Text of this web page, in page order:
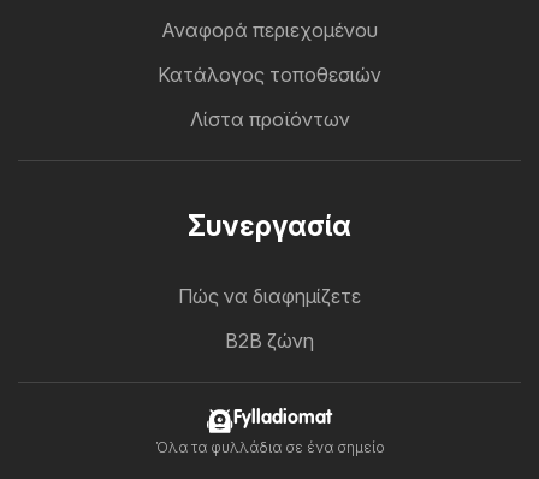
Αναφορά περιεχομένου
Κατάλογος τοποθεσιών
Λίστα προϊόντων
Συνεργασία
Πώς να διαφημίζετε
B2B ζώνη
Fylladiomat
Όλα τα φυλλάδια σε ένα σημείο